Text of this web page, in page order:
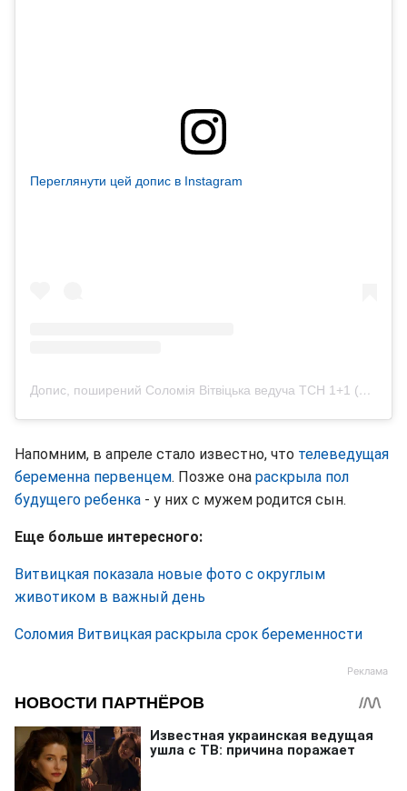
Переглянути цей допис в Instagram
Допис, поширений Соломія Вітвіцька ведуча ТСН 1+1 (@solomiyavitvitska)
Напомним, в апреле стало известно, что телеведущая
беременна первенцем. Позже она раскрыла пол
будущего ребенка - у них с мужем родится сын.
Еще больше интересного:
Витвицкая показала новые фото с округлым
животиком в важный день
Соломия Витвицкая раскрыла срок беременности